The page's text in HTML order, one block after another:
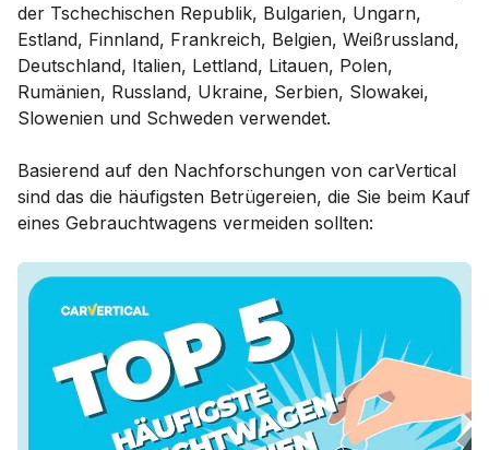
der Tschechischen Republik, Bulgarien, Ungarn,
Estland, Finnland, Frankreich, Belgien, Weißrussland,
Deutschland, Italien, Lettland, Litauen, Polen,
Rumänien, Russland, Ukraine, Serbien, Slowakei,
Slowenien und Schweden verwendet.
Basierend auf den Nachforschungen von carVertical
sind das die häufigsten Betrügereien, die Sie beim Kauf
eines Gebrauchtwagens vermeiden sollten: